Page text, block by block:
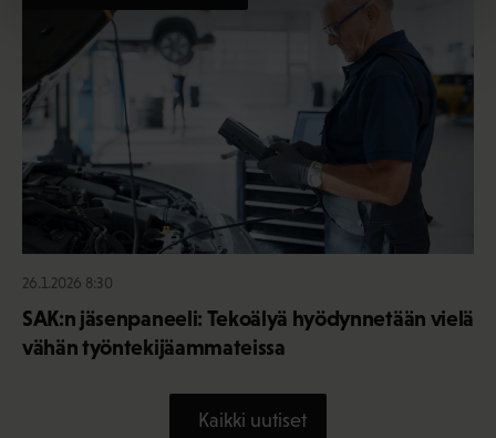
26.1.2026 8:30
SAK:n jäsenpaneeli: Tekoälyä hyödynnetään vielä
vähän työntekijäammateissa
Kaikki uutiset